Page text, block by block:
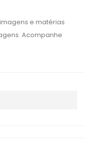
e matérias
Acompanhe